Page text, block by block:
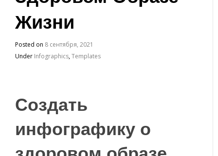
Жизни
Posted on 8 сентября, 2021
Under Infographics,Templates
Создать
инфографику о